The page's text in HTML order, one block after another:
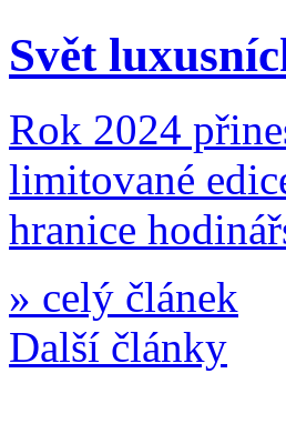
Svět
Rok 2024
limitované
hranice
» celý článek
Další články